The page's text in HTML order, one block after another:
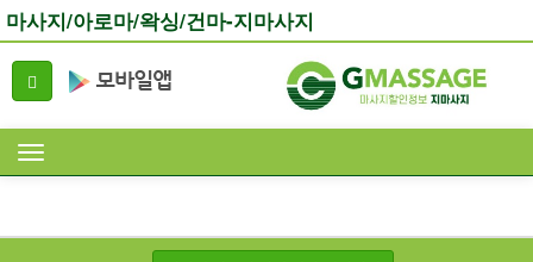
마사지/아로마/왁싱/건마-지마사지